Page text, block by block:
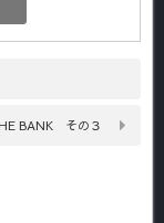
BANK その３